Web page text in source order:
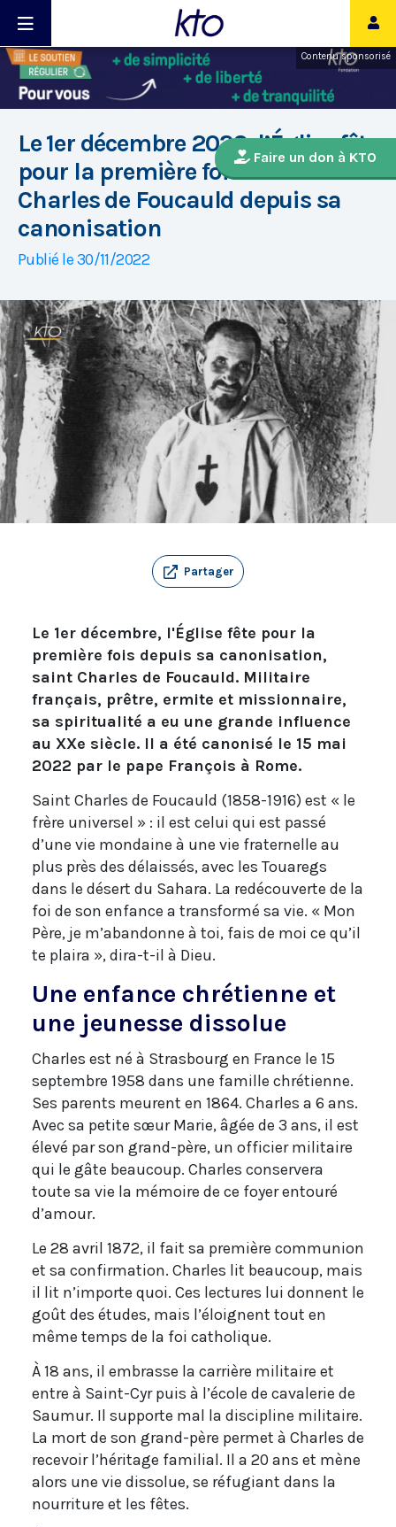
Contenu sponsorisé
Faire un don à KTO
Le 1er décembre 2022, l’Église fête
pour la première fois saint
Charles de Foucauld depuis sa
canonisation
Publié le 30/11/2022
Partager
Le 1er décembre, l'Église fête pour la
première fois depuis sa canonisation,
saint Charles de Foucauld. Militaire
français, prêtre, ermite et missionnaire,
sa spiritualité a eu une grande influence
au XXe siècle. Il a été canonisé le 15 mai
2022 par le pape François à Rome.
Saint Charles de Foucauld (1858-1916) est « le
frère universel » : il est celui qui est passé
d’une vie mondaine à une vie fraternelle au
plus près des délaissés, avec les Touaregs
dans le désert du Sahara. La redécouverte de la
foi de son enfance a transformé sa vie. « Mon
Père, je m’abandonne à toi, fais de moi ce qu’il
te plaira », dira-t-il à Dieu.
Une enfance chrétienne et
une jeunesse dissolue
Charles est né à Strasbourg en France le 15
septembre 1958 dans une famille chrétienne.
Ses parents meurent en 1864. Charles a 6 ans.
Avec sa petite sœur Marie, âgée de 3 ans, il est
élevé par son grand-père, un officier militaire
qui le gâte beaucoup. Charles conservera
toute sa vie la mémoire de ce foyer entouré
d’amour.
Le 28 avril 1872, il fait sa première communion
et sa confirmation. Charles lit beaucoup, mais
il lit n’importe quoi. Ces lectures lui donnent le
goût des études, mais l’éloignent tout en
même temps de la foi catholique.
À 18 ans, il embrasse la carrière militaire et
entre à Saint-Cyr puis à l’école de cavalerie de
Saumur. Il supporte mal la discipline militaire.
La mort de son grand-père permet à Charles de
recevoir l’héritage familial. Il a 20 ans et mène
alors une vie dissolue, se réfugiant dans la
nourriture et les fêtes.